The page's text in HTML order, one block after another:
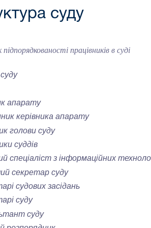
суду
працівників в суді
апарату
керівника апарату
голови суду
суддів
спеціаліст з інформаційних
секретар суду
судових засідань
суду
суду